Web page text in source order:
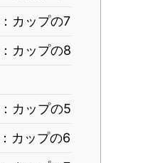
カップの7
カップの8
カップの5
カップの6